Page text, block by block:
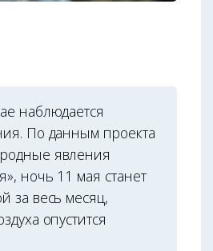
наблюдается
По данным проекта
явления
ночь 11 мая станет
за весь месяц,
опустится